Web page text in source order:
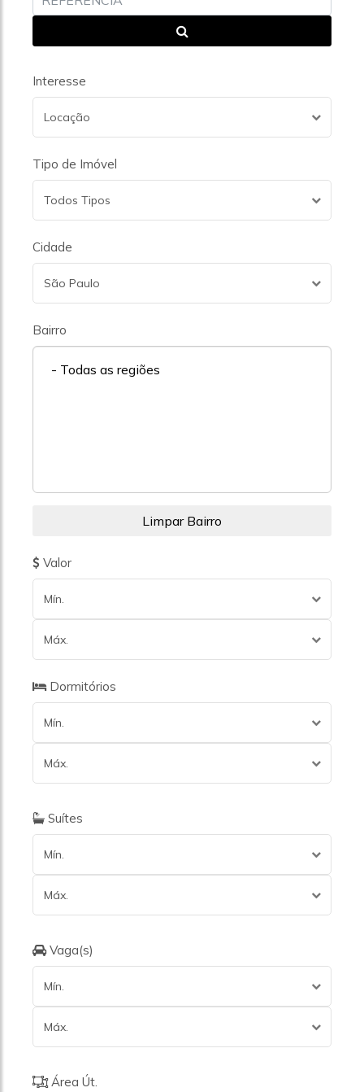
Interesse
Locação
Tipo de Imóvel
Todos Tipos
Cidade
São Paulo
Bairro
- Todas as regiões
Valor
Mín.
Máx.
Dormitórios
Mín.
Máx.
Suítes
Mín.
Máx.
Vaga(s)
Mín.
Máx.
Área Út.